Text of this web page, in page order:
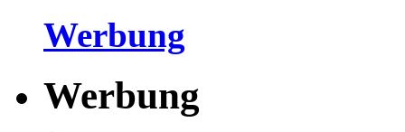
Werbung
Werbung